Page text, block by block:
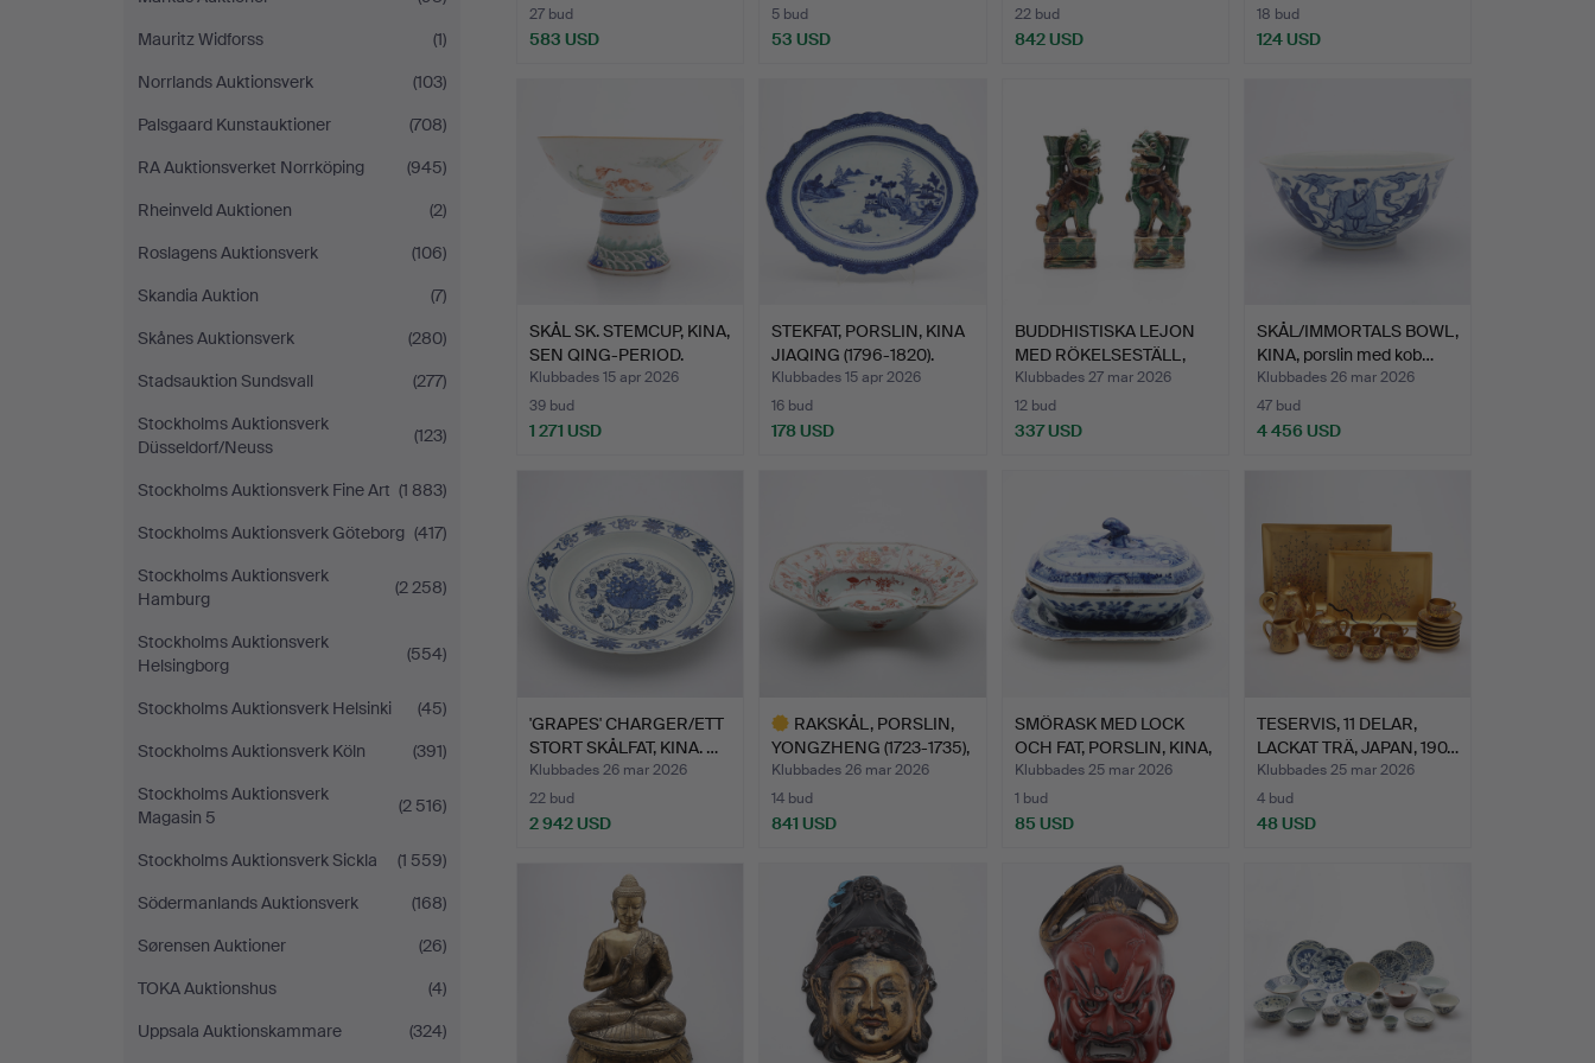
Mauritz Widforss
(1)
Norrlands Auktionsverk
(103)
Palsgaard Kunstauktioner
(708)
RA Auktionsverket Norrköping
(945)
Rheinveld Auktionen
(2)
Roslagens Auktionsverk
(106)
Skandia Auktion
(7)
Skånes Auktionsverk
(280)
Stadsauktion Sundsvall
(277)
Stockholms Auktionsverk
Düsseldorf/Neuss
(123)
Stockholms Auktionsverk Fine Art (1 883)
Stockholms Auktionsverk Göteborg (417)
Stockholms Auktionsverk
Hamburg
(2 258)
Stockholms Auktionsverk
Helsingborg
(554)
Stockholms Auktionsverk Helsinki
(45)
Stockholms Auktionsverk Köln
(391)
Stockholms Auktionsverk
Magasin 5
(2 516)
Stockholms Auktionsverk Sickla
(1 559)
Södermanlands Auktionsverk
(168)
Sørensen Auktioner
(26)
TOKA Auktionshus
(4)
Uppsala Auktionskammare
(324)
27 bud
583 USD
5 bud
53 USD
22 bud
842 USD
18 bud
124 USD
SKÅL SK. STEMCUP, KINA,
SEN QING-PERIOD.
Klubbades 15 apr 2026
39 bud
1 271 USD
STEKFAT, PORSLIN, KINA
JIAQING (1796-1820).
Klubbades 15 apr 2026
16 bud
178 USD
BUDDHISTISKA LEJON
MED RÖKELSESTÄLL,
ETT P…
Klubbades 27 mar 2026
12 bud
337 USD
SKÅL/IMMORTALS BOWL,
KINA, porslin med kob…
Klubbades 26 mar 2026
47 bud
4 456 USD
'GRAPES' CHARGER/ETT
STORT SKÅLFAT, KINA. …
Klubbades 26 mar 2026
22 bud
2 942 USD
RAKSKÅL, PORSLIN,
YONGZHENG (1723-1735),
K…
Klubbades 26 mar 2026
14 bud
841 USD
SMÖRASK MED LOCK
OCH FAT, PORSLIN, KINA,
Q…
Klubbades 25 mar 2026
1 bud
85 USD
TESERVIS, 11 DELAR,
LACKAT TRÄ, JAPAN, 190…
Klubbades 25 mar 2026
4 bud
48 USD